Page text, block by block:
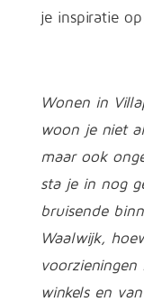
je inspiratie
Wonen in
woon je niet
maar ook
sta je in nog
bruisende
Waalwijk,
winkels en